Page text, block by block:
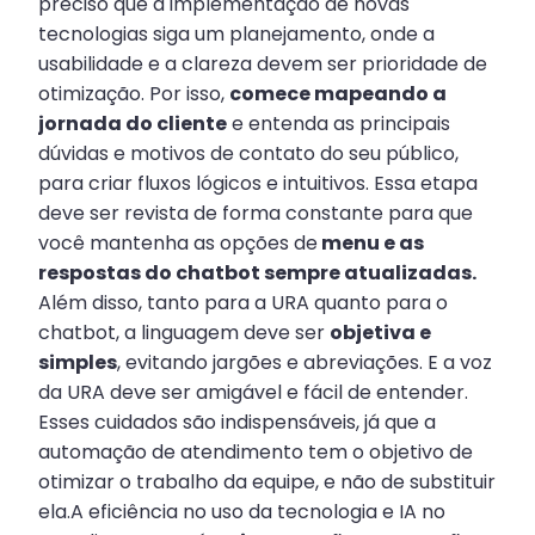
tecnologias siga um planejamento, onde a
usabilidade e a clareza devem ser prioridade de
otimização. Por isso, comece mapeando a
jornada do clientee entenda as principais
dúvidas e motivos de contato do seu público,
para criar fluxos lógicos e intuitivos. Essa etapa
deve ser revista de forma constante para que
você mantenha as opções demenu e as
respostas do chatbot sempre atualizadas.
Além disso, tanto para a URA quanto para o
chatbot, a linguagem deve ser objetiva e
simples, evitando jargões e abreviações. E a voz
da URA deve ser amigável e fácil de entender.
Esses cuidados são indispensáveis, já que a
automação de atendimento tem o objetivo de
otimizar o trabalho da equipe, e não de substituir
ela.A eficiência no uso da tecnologia e IA no